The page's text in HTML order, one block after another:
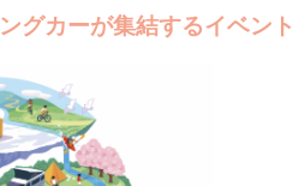
グカーが集結するイベント